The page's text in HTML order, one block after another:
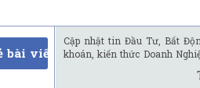
bài viết
Cập nhật tin Đầu Tư, Bất
khoán, kiến thức Doanh